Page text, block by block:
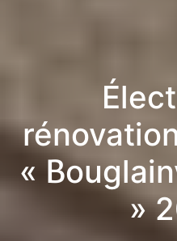
«
»